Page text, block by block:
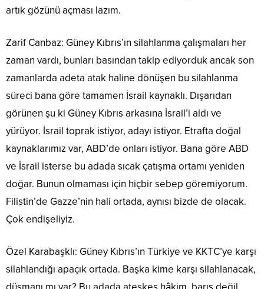
artık gözünü açması lazım.
Zarif Canbaz: Güney Kıbrıs’ın silahlanma çalışmaları her
zaman vardı, bunları basından takip ediyorduk ancak son
zamanlarda adeta atak haline dönüşen bu silahlanma
süreci bana göre tamamen İsrail kaynaklı. Dışarıdan
görünen şu ki Güney Kıbrıs arkasına İsrail’i aldı ve
yürüyor. İsrail toprak istiyor, adayı istiyor. Etrafta doğal
kaynaklarımız var, ABD’de onları istiyor. Bana göre ABD
ve İsrail isterse bu adada sıcak çatışma ortamı yeniden
doğar. Bunun olmaması için hiçbir sebep göremiyorum.
Filistin’de Gazze’nin hali ortada, aynısı bizde de olacak.
Çok endişeliyiz.
Özel Karabaşklı: Güney Kıbrıs’ın Türkiye ve KKTC’ye karşı
silahlandığı apaçık ortada. Başka kime karşı silahlanacak,